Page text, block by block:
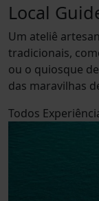
Local
Um ateliê
tradicionais,
ou o quiosque
das maravilhas
Todos